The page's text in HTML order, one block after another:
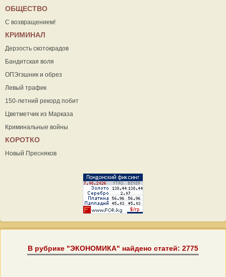
ОБЩЕСТВО
С возвращением!
КРИМИНАЛ
Дерзость скотокрадов
Бандитская воля
ОПЭгэшник и обрез
Левый трафик
150-летний рекорд побит
Цветметчик из Марказа
Криминальные войны
КОРОТКО
Новый Пресняков
В рубрике "ЭКОНОМИКА" найдено статей: 2775